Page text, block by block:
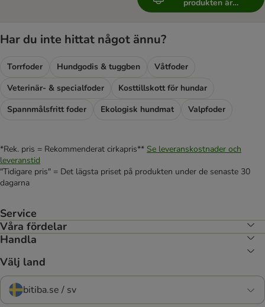
produkten är
tillgänglig
Har du inte hittat något ännu?
Torrfoder Hundgodis & tuggben
Våtfoder
Veterinär- & specialfoder
Kosttillskott för hundar
Spannmålsfritt foder
Ekologisk hundmat Valpfoder
*Rek. pris = Rekommenderat cirkapris** Se leveranskostnader och
leveranstid
"Tidigare pris" = Det lägsta priset på produkten under de senaste 30
dagarna
Service
Våra fördelar
Handla
Välj land
bitiba.se / sv